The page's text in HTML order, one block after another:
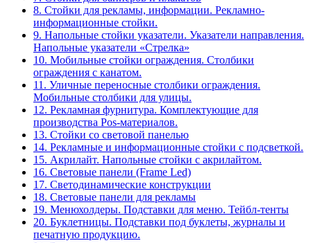
8. Стойки для рекламы, информации. Рекламно-
информационные стойки.
9. Напольные стойки указатели. Указатели направления.
Напольные указатели «Стрелка»
10. Мобильные стойки ограждения. Столбики
ограждения с канатом.
11. Уличные переносные столбики ограждения.
Мобильные столбики для улицы.
12. Рекламная фурнитура. Комплектующие для
производства Pos-материалов.
13. Стойки со световой панелью
14. Рекламные и информационные стойки с подсветкой.
15. Акрилайт. Напольные стойки с акрилайтом.
16. Световые панели (Frame Led)
17. Светодинамические конструкции
18. Световые панели для рекламы
19. Менюхолдеры. Подставки для меню. Тейбл-тенты
20. Буклетницы. Подставки под буклеты, журналы и
печатную продукцию.